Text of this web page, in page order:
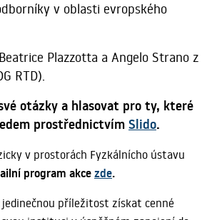
v oblasti evropského
Plazzotta a Angelo Strano z
RTD).
otázky a hlasovat pro ty, které
prostřednictvím Slido.
v prostorách Fyzkálnícho ústavu
program akcezde.
příležitost získat cenné